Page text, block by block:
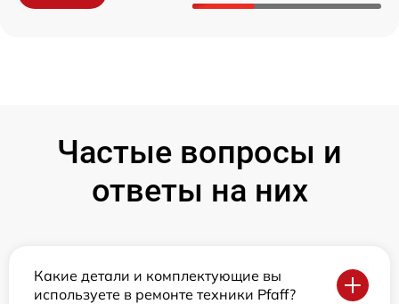
Частые вопросы и
ответы на них
Какие детали и комплектующие вы
используете в ремонте техники Pfaff?